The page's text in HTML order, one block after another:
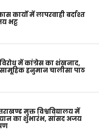
कार्यों में लापरवाही बर्दाश्त
भट्ट
में कांग्रेस का शंखनाद,
हनुमान चालीसा पाठ
मुक्त विश्वविद्यालय में
का शुभारंभ, सांसद अजय